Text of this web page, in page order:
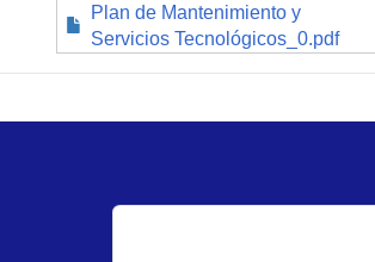
Plan de Mantenimiento y
Servicios Tecnológicos_0.pdf